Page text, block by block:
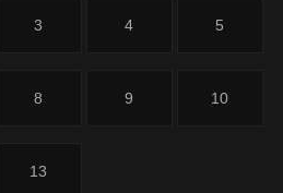
麼，隨著他的生活改變，
中時，就像他一樣害怕，
3 4 5
8 9 10
13